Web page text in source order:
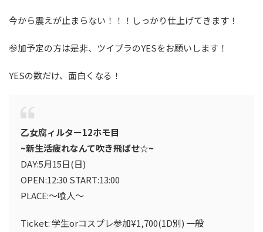
今から震えが止まらない！！！しっかり仕上げてきます！
参加予定の方は是非、ツイプラのYESをお願いします！
YESの数だけ、面白くなる！
乙女腐ィルター12ホモ目
~新生活疲れなんて吹き飛ばせ☆~
DAY:5月15日(日)
OPEN:12:30 START:13:00
PLACE:～喰人～
Ticket: 学生orコスプレ参加¥1,700(1D別) 一般